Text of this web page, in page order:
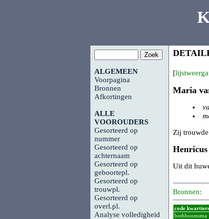
ALGEMEEN
Voorpagina
Bronnen
Afkortingen
ALLE
VOOROUDERS
Gesorteerd op
nummer
Gesorteerd op
achternaam
Gesorteerd op
geboortepl.
Gesorteerd op
trouwpl.
Gesorteerd op
overl.pl.
Analyse volledigheid
[
Maria
Zij
Henricus
Uit dit
Bronnen:
code
bothboomsma